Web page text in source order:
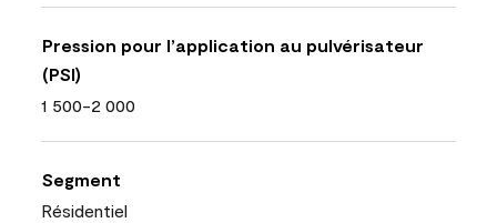
Pression pour l’application au pulvérisateur
(PSI)
1 500-2 000
Segment
Résidentiel